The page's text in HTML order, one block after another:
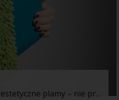
Jeśli na Twoich ścianach pojawi się pleśń, a do tego dojdą nieestetyczne plamy – nie przejmuj się! Wiedz, że możesz z tym walczyć bardzo prostymi i sprawdzonymi sposobami. O czym konkretnie mowa, czym warto potraktować pleśń? Już wyjaśniamy?